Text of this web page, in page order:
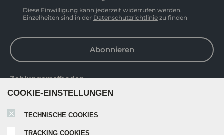
COOKIE-EINSTELLUNGEN
TECHNISCHE COOKIES
TRACKING COOKIES
Diese Einwilligung kann jederzeit widerrufen werden.
Einzelheiten sind in der Datenschutzrichtlinie zu finden
Abonnieren
Zahlungsmethoden